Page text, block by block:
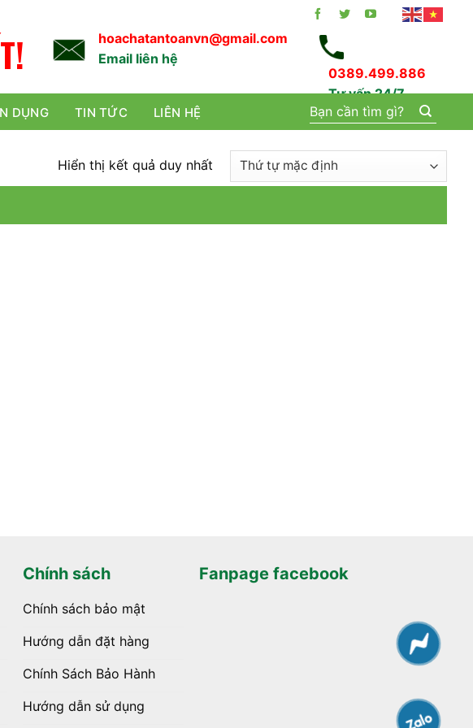
hoachatantoanvn@gmail.com
Email liên hệ
0389.499.886
Tư vấn 24/7
DỤNG TIN TỨC LIÊN HỆ
Tìm
kiếm:
Hiển thị kết quả duy nhất
Chính sách
Chính sách bảo mật
Hướng dẫn đặt hàng
Chính Sách Bảo Hành
Hướng dẫn sử dụng
Fanpage facebook